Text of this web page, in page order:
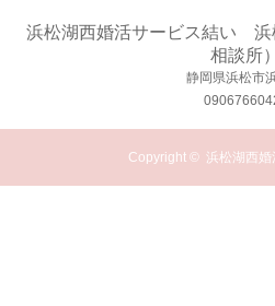
浜松湖西婚活サービス結い 浜
相談所）
静岡県浜松市
Copyright © 浜松湖西婚